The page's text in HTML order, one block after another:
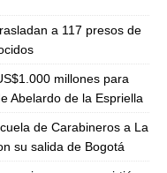
a 117 presos de
millones para
Abelardo de la Espriella
de Carabineros a La
su salida de Bogotá